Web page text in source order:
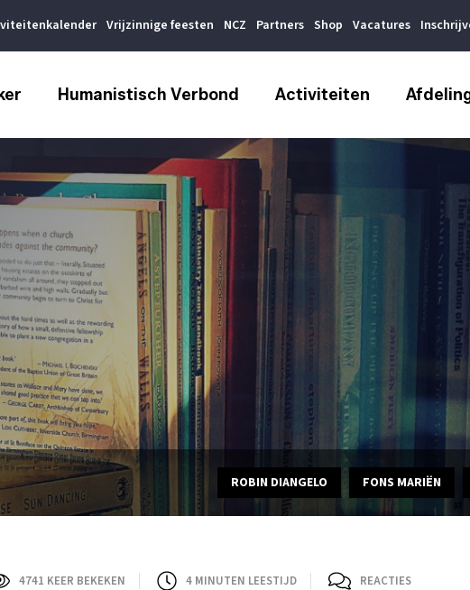
Vrijzinnige feesten NCZ Partners Shop Vacatures
Humanistisch Verbond Activiteiten
ROBIN DIANGELO FONS MARIËN
4741 KEER BEKEKEN 4 MINUTEN LEESTIJD REACTIES